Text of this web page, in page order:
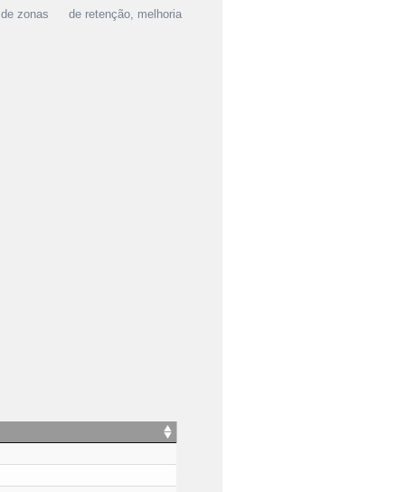
de zonas de retenção, melhoria